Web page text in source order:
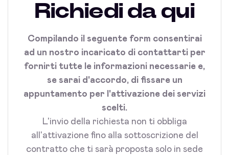
Richiedi da qui
Compilando il seguente form consentirai
ad un nostro incaricato di contattarti per
fornirti tutte le informazioni necessarie e,
se sarai d'accordo, di fissare un
appuntamento per l'attivazione dei servizi
scelti.
L'invio della richiesta non ti obbliga
all'attivazione fino alla sottoscrizione del
contratto che ti sarà proposta solo in sede